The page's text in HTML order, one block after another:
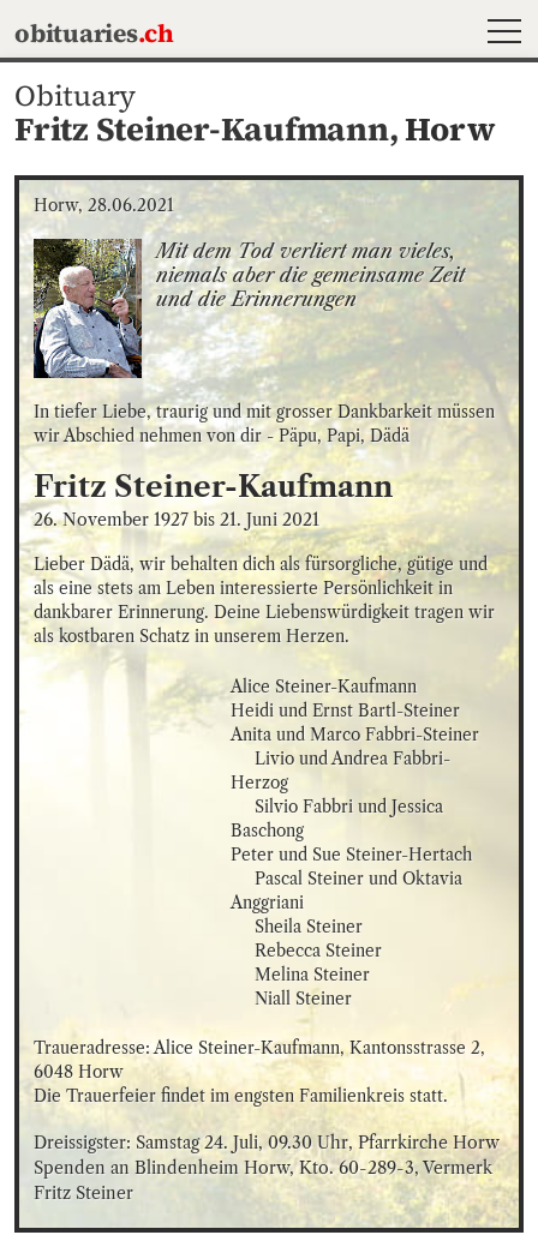
obituaries.ch
Obituary
Fritz Steiner-Kaufmann,Horw
Horw, 28.06.2021
Mit dem Tod verliert man vieles,
niemals aber die gemeinsame Zeit
und die Erinnerungen
In tiefer Liebe, traurig und mit grosser Dankbarkeit müssen
wir Abschied nehmen von dir - Päpu, Papi, Dädä
Fritz Steiner-Kaufmann
26. November 1927 bis 21. Juni 2021
Lieber Dädä, wir behalten dich als fürsorgliche, gütige und
als eine stets am Leben interessierte Persönlichkeit in
dankbarer Erinnerung. Deine Liebenswürdigkeit tragen wir
als kostbaren Schatz in unserem Herzen.
Alice Steiner-Kaufmann
Heidi und Ernst Bartl-Steiner
Anita und Marco Fabbri-Steiner
     Livio und Andrea Fabbri-
Herzog
Baschong
Peter und Sue Steiner-Hertach
     Pascal Steiner und Oktavia
Anggriani
     Rebecca Steiner
     Melina Steiner
     Niall Steiner
Traueradresse: Alice Steiner-Kaufmann, Kantonsstrasse 2,
6048 Horw
Die Trauerfeier findet im engsten Familienkreis statt.
Dreissigster: Samstag 24. Juli, 09.30 Uhr, Pfarrkirche Horw
Spenden an Blindenheim Horw, Kto. 60-289-3, Vermerk
Fritz Steiner